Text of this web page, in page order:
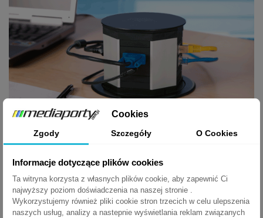
POBIERZ
LIFT - instrukcja
LIFT - instrukcja
Cookies
Zgody Szczegóły O Cookies
Informacje dotyczące plików cookies
Ta witryna korzysta z własnych plików cookie, aby zapewnić Ci
najwyższy poziom doświadczenia na naszej stronie .
Wykorzystujemy również pliki cookie stron trzecich w celu ulepszenia
naszych usług, analizy a nastepnie wyświetlania reklam związanych